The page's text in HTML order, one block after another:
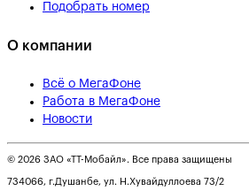
Подобрать номер
О компании
Всё о МегаФоне
Работа в МегаФоне
Новости
© 2026 ЗАО «ТТ-Мобайл». Все права защищены
734066, г.Душанбе, ул. Н.Хувайдуллоева 73/2